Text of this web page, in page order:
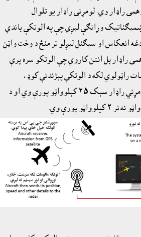
راډار وي. لومړنى راډار يو تلوال
وړانګې لېږي چې په الوتکې باندې
انعکاس او سېګنل لېږلو تر منځ د وخت واټن
راډار بل انتن کاروي چې الوتکو سره پرې
راټولوي لکه د الوتکې پېژندنې کوډ،
الوتکې لوړوالى او نور. د لومړني راډار سېک ٢٥ کېلوواټو پورې وي او د